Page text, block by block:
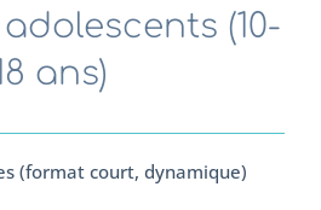
(10-
ans)
(format court, dynamique)